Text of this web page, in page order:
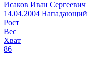
Исаков Иван Сергеевич
14.04.2004 Нападающий
Рост
Вес
Хват
86